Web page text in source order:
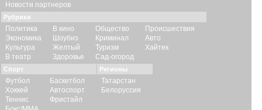
Новости партнеров
Рубрики
Политика
Экономика
Культура
В театр
В кино
Шоубиз
Желтый
Здоровье
Общество
Криминал
Туризм
Сад-огород
Происшествия
Авто
Хайтек
Спорт
Футбол
Хоккей
Теннис
Баскетбол
Автоспорт
Фристайл
Регионы
Татарстан
Белоруссия